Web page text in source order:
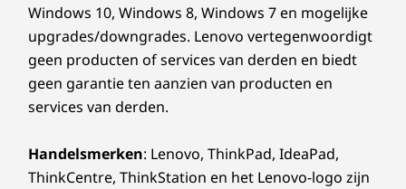
Windows 10, Windows 8, Windows 7 en mogelijke
upgrades/downgrades. Lenovo vertegenwoordigt
geen producten of services van derden en biedt
geen garantie ten aanzien van producten en
services van derden.
Handelsmerken: Lenovo, ThinkPad, IdeaPad,
ThinkCentre, ThinkStation en het Lenovo-logo zijn